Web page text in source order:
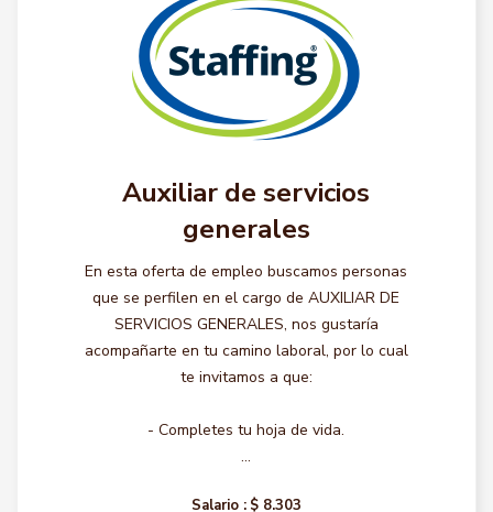
Auxiliar de servicios
generales
En esta oferta de empleo buscamos personas
que se perfilen en el cargo de AUXILIAR DE
SERVICIOS GENERALES, nos gustaría
acompañarte en tu camino laboral, por lo cual
te invitamos a que:
- Completes tu hoja de vida.
...
Salario : $ 8.303